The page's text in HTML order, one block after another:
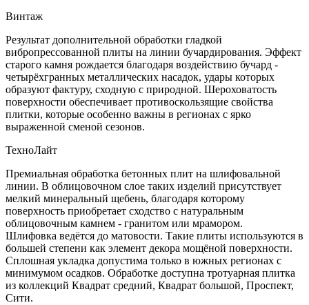
Винтаж
Результат дополнительной обработки гладкой
вибропрессованной плиты на линии бучардирования. Эффект
старого камня рождается благодаря воздействию бучард -
четырёхгранных металлических насадок, удары которых
образуют фактуру, сходную с природной. Шероховатость
поверхности обеспечивает противоскользящие свойства
плитки, которые особенно важны в регионах с ярко
выраженной сменой сезонов.
ТехноЛайт
Премиальная обработка бетонных плит на шлифовальной
линии. В облицовочном слое таких изделий присутствует
мелкий минеральный щебень, благодаря которому
поверхность приобретает сходство с натуральным
облицовочным камнем - гранитом или мрамором.
Шлифовка ведётся до матовости. Такие плиты используются в
большей степени как элемент декора мощёной поверхности.
Сплошная укладка допустима только в южных регионах с
минимумом осадков. Обработке доступна тротуарная плитка
из коллекций Квадрат средний, Квадрат большой, Проспект,
Сити.